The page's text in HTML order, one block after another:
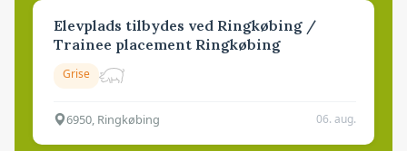
Elevplads tilbydes ved Ringkøbing /
Trainee placement Ringkøbing
Grise
6950, Ringkøbing 06. aug.